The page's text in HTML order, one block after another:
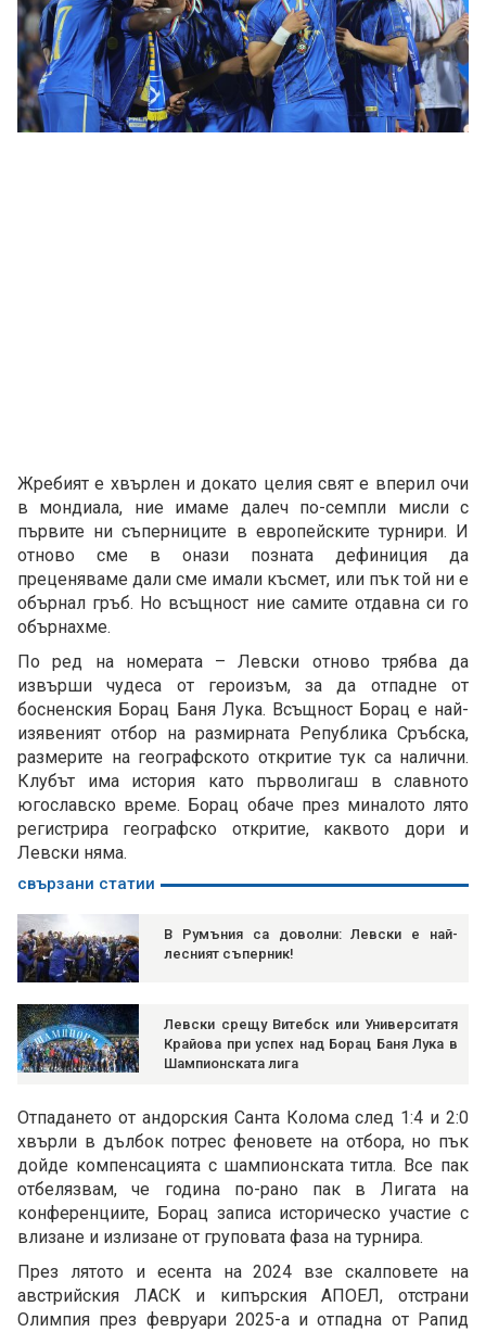
Жребият е хвърлен и докато целия свят е вперил очи
в мондиала, ние имаме далеч по-семпли мисли с
първите ни съперниците в европейските турнири. И
отново сме в онази позната дефиниция да
преценяваме дали сме имали късмет, или пък той ни е
oбърнал гръб. Но всъщност ние самите отдавна си го
обърнахме.
По ред на номерата – Левски отново трябва да
извърши чудеса от героизъм, за да отпадне от
босненския Борац Баня Лука. Всъщност Борац е най-
изявеният отбор на размирната Република Сръбска,
размерите на географското откритие тук са налични.
Клубът има история като първолигаш в славното
югославско време. Борац обаче през миналото лято
регистрира географско откритие, каквото дори и
Левски няма.
свързани статии
В Румъния са доволни: Левски е най-
лесният съперник!
Левски срещу Витебск или Университатя
Крайова при успех над Борац Баня Лука в
Шампионската лига
Отпадането от андорския Санта Колома след 1:4 и 2:0
хвърли в дълбок потрес феновете на отбора, но пък
дойде компенсацията с шампионската титла. Все пак
отбелязвам, че година по-рано пак в Лигата на
конференциите, Борац записа историческо участие с
влизане и излизане от груповата фаза на турнира.
През лятото и есента на 2024 взе скалповете на
австрийския ЛАСК и кипърския АПОЕЛ, отстрани
Олимпия през февруари 2025-а и отпадна от Рапид